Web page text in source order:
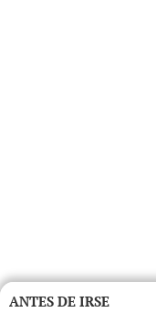
ANTES DE IRSE